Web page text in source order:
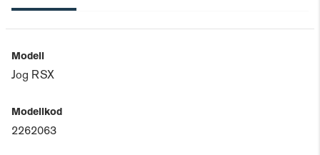
Modell
Jog RSX
Modellkod
2262063